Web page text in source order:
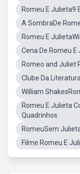
Romeu E Julieta9
A SombraDe
Romeu E
Cena De Romeu
Romeo and Juliet
Clube Da
William
Romeu E Julieta
Quadrinhos
RomeuSem
Filme Romeu E